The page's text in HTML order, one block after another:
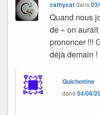
cathycatdans
Quand nous
de « on
prononcer !!!
déjà demain
Quichottine
dans04/08/